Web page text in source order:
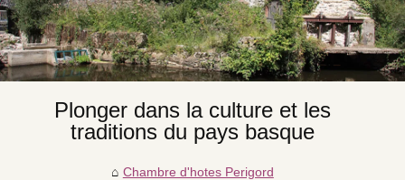
Plonger dans la culture et les
traditions du pays basque
Chambre d'hotes Perigord